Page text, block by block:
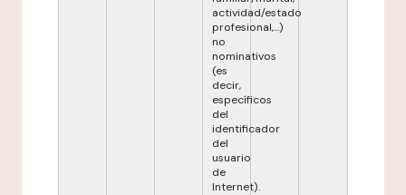
actividad/estado
profesional,...)
no
nominativos
(es
decir,
específicos
del
identificador
del
usuario
de
Internet).